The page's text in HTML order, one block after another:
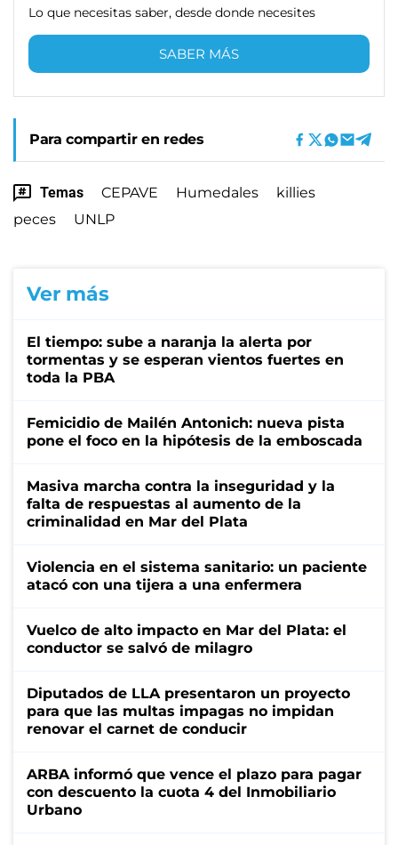
Lo que necesitas saber, desde donde necesites
SABER MÁS
Para compartir en redes
Temas CEPAVE Humedales
killies
peces
UNLP
Ver más
El tiempo: sube a naranja la alerta por
tormentas y se esperan vientos fuertes en
toda la PBA
Femicidio de Mailén Antonich: nueva pista
pone el foco en la hipótesis de la emboscada
Masiva marcha contra la inseguridad y la
falta de respuestas al aumento de la
criminalidad en Mar del Plata
Violencia en el sistema sanitario: un paciente
atacó con una tijera a una enfermera
Vuelco de alto impacto en Mar del Plata: el
conductor se salvó de milagro
Diputados de LLA presentaron un proyecto
para que las multas impagas no impidan
renovar el carnet de conducir
ARBA informó que vence el plazo para pagar
con descuento la cuota 4 del Inmobiliario
Urbano